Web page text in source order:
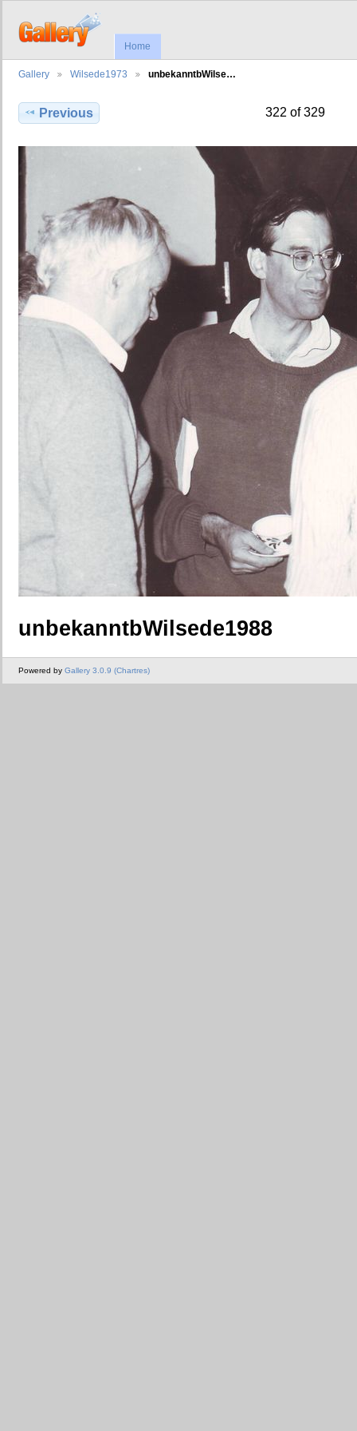
Home
Gallery Wilsede1973 unbekanntbWilse…
Previous 322 of 329
unbekanntbWilsede1988
Powered by Gallery 3.0.9 (Chartres)